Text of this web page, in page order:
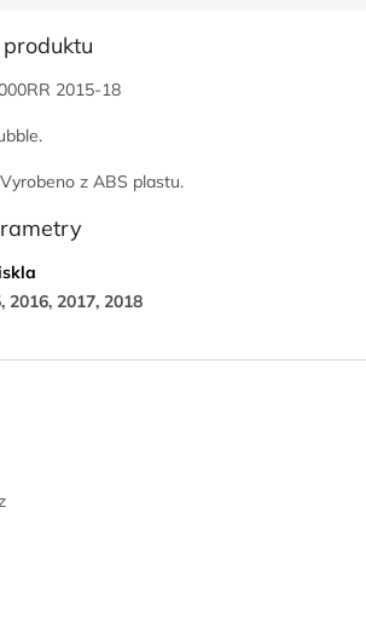
2015-18
z ABS plastu.
2016, 2017, 2018